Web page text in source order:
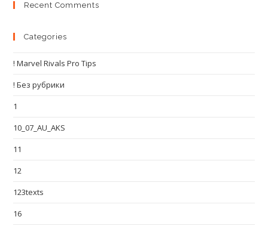
Recent Comments
Categories
! Marvel Rivals Pro Tips
! Без рубрики
1
10_07_AU_AKS
11
12
123texts
16